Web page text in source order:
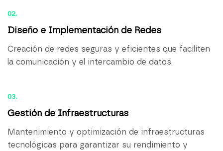
02.
Diseño e Implementación de Redes
Creación de redes seguras y eficientes que faciliten
la comunicación y el intercambio de datos.
03.
Gestión de Infraestructuras
Mantenimiento y optimización de infraestructuras
tecnológicas para garantizar su rendimiento y